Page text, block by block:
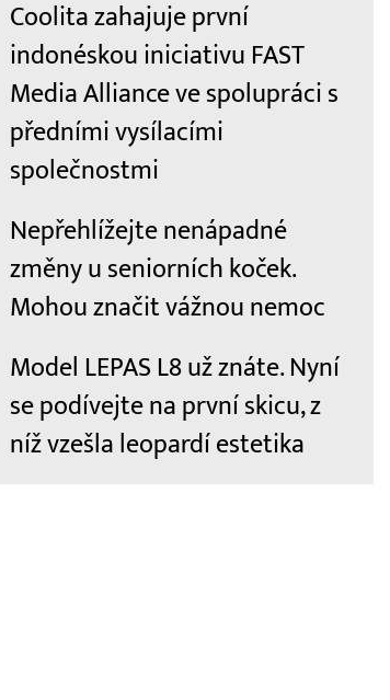
Coolita zahajuje první
indonéskou iniciativu FAST
Media Alliance ve spolupráci s
předními vysílacími
společnostmi
Nepřehlížejte nenápadné
změny u seniorních koček.
Mohou značit vážnou nemoc
Model LEPAS L8 už znáte. Nyní
se podívejte na první skicu, z
níž vzešla leopardí estetika